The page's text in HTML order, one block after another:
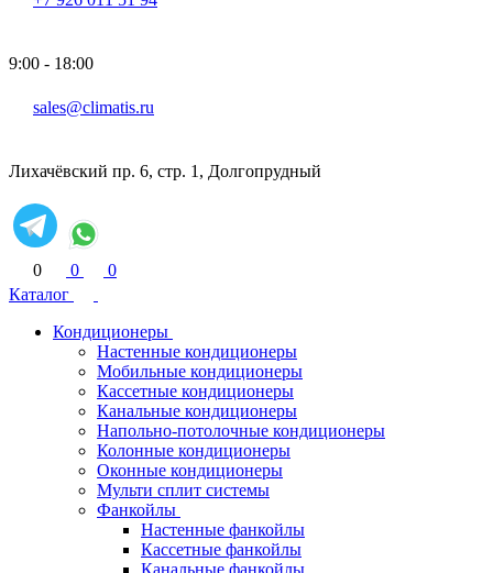
9:00 - 18:00
sales@climatis.ru
Лихачёвский пр. 6, стр. 1, Долгопрудный
0 0
0
Каталог
Кондиционеры
Настенные кондиционеры
Мобильные кондиционеры
Кассетные кондиционеры
Канальные кондиционеры
Напольно-потолочные кондиционеры
Колонные кондиционеры
Оконные кондиционеры
Мульти сплит системы
Фанкойлы
Настенные фанкойлы
Кассетные фанкойлы
Канальные фанкойлы